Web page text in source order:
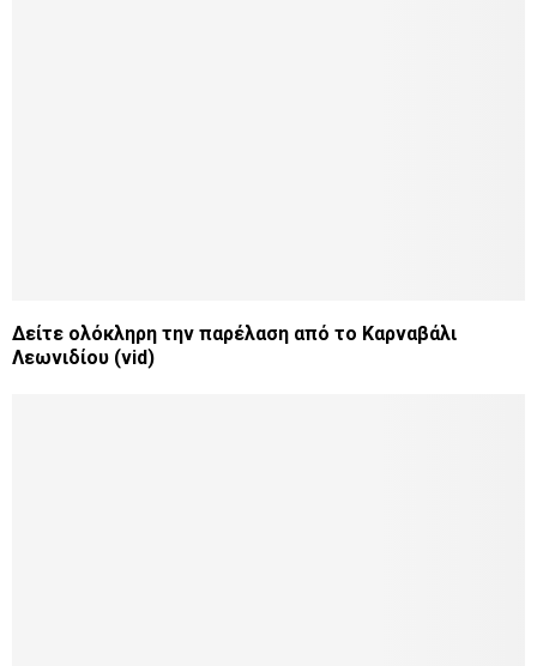
Δείτε ολόκληρη την παρέλαση από το Καρναβάλι
Λεωνιδίου (vid)